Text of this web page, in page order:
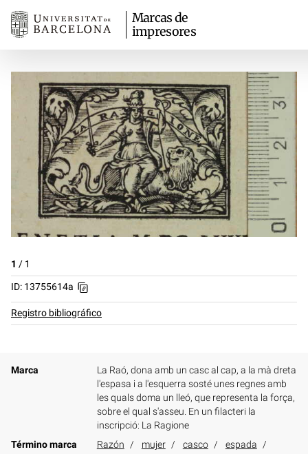
Marcas de
impresores
1 / 1
ID: 13755614a
Registro bibliográfico
Marca
La Raó, dona amb un casc al cap, a la mà dreta
l'espasa i a l'esquerra sosté unes regnes amb
les quals doma un lleó, que representa la força,
sobre el qual s'asseu. En un filacteri la
inscripció: La Ragione
Término marca
Razón mujer casco
espada